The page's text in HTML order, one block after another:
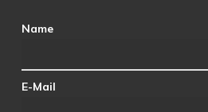
Name
E-Mail